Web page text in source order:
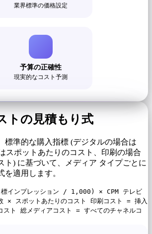
業界標準の価格設定
予算の正確性
現実的なコスト予測
トの見積もり式
標準的な購入指標 (デジタルの場合は
スポットあたりのコスト、印刷の場合
ト) に基づいて、メディア タイプごとに
を適用します。
インプレッション / 1,000) × CPM テレビ
× スポットあたりのコスト 印刷コスト = 挿入
ト 総メディアコスト = すべてのチャネルコ